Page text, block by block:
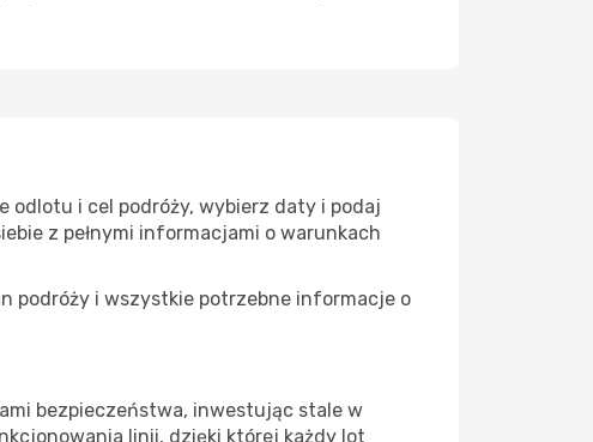
odlotu i cel podróży, wybierz daty i podaj
z pełnymi informacjami o warunkach
podróży i wszystkie potrzebne informacje o
bezpieczeństwa, inwestując stale w
linii, dzięki której każdy lot